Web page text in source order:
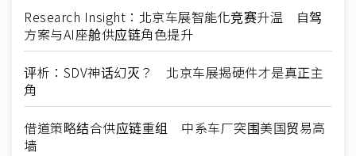
Research Insight：北京车展智能化竞赛升温 自驾
方案与AI座舱供应链角色提升
评析：SDV神话幻灭？ 北京车展揭硬件才是真正主
角
借道策略结合供应链重组 中系车厂突围美国贸易高
墙